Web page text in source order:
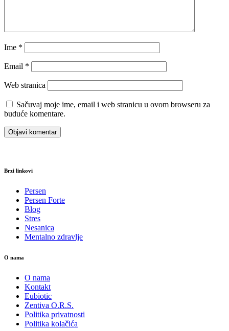
Ime *
Email *
Web stranica
Sačuvaj moje ime, email i web stranicu u ovom browseru za
buduće komentare.
Brzi linkovi
Persen
Persen Forte
Blog
Stres
Nesanica
Mentalno zdravlje
O nama
O nama
Kontakt
Eubiotic
Zentiva O.R.S.
Politika privatnosti
Politika kolačića